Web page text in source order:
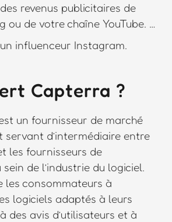
revenus publicitaires de
ou de votre chaîne YouTube. …
influenceur Instagram.
Capterra ?
un fournisseur de marché
servant d’intermédiaire entre
les fournisseurs de
de l’industrie du logiciel.
les consommateurs à
logiciels adaptés à leurs
des avis d’utilisateurs et à